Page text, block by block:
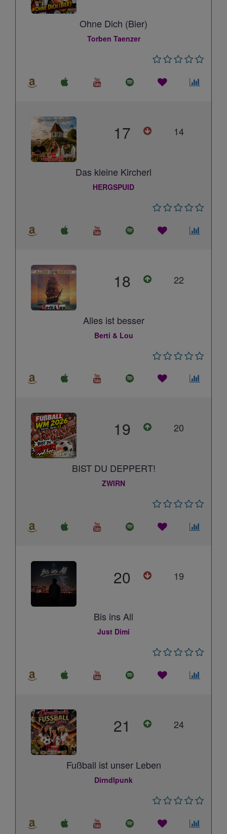
Ohne Dich (Bier)
Torben Taenzer
17 14
Das kleine Kircherl
HERGSPUID
18 22
Alles ist besser
Berti & Lou
19 20
BIST DU DEPPERT!
ZWIRN
20 19
Bis ins All
Just Dimi
21 24
Fußball ist unser Leben
Dirndlpunk